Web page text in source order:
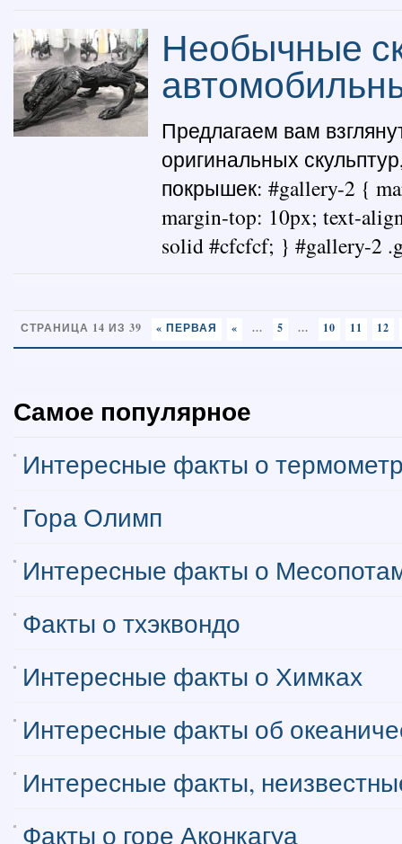
Необычные
Предлагаем вам
оригинальных
покрышек: #gallery-2 {
margin-top: 10px; text-
solid #cfcfcf; } #gallery-2
СТРАНИЦА 14 ИЗ 39 « ПЕРВАЯ « ... 5 ... 10 11 12
Самое популярное
Интересные факты о
Гора Олимп
Интересные факты о
Факты о тхэквондо
Интересные факты о Химках
Интересные факты об
Интересные факты,
Факты о горе Аконкагуа